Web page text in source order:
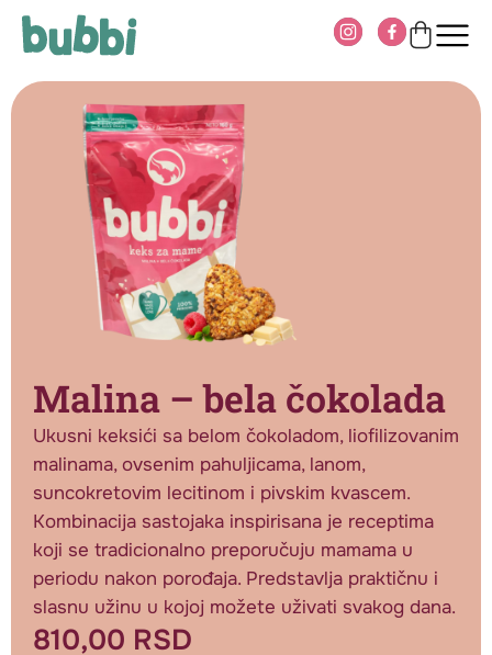
Malina – bela čokolada
Ukusni keksići sa belom čokoladom, liofilizovanim
malinama, ovsenim pahuljicama, lanom,
suncokretovim lecitinom i pivskim kvascem.
Kombinacija sastojaka inspirisana je receptima
koji se tradicionalno preporučuju mamama u
periodu nakon porođaja. Predstavlja praktičnu i
slasnu užinu u kojoj možete uživati svakog dana.
810,00 RSD